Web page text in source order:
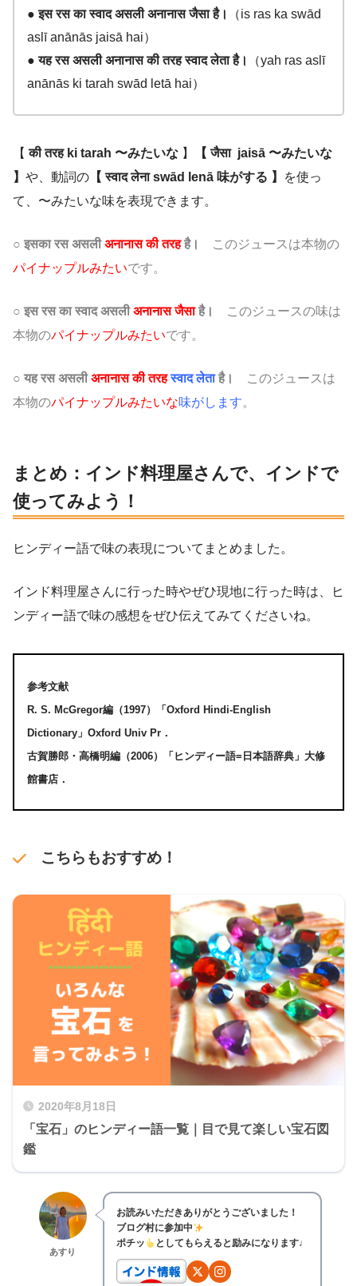
●इस रस का स्वाद असली अनानास जैसा है।
（is ras ka swād
aslī anānās jaisā hai）
●यह रस असली अनानास की तरह स्वाद लेता है।
（yah ras aslī
anānās ki tarah swād letā hai）
【की तरहki tarah 〜みたいな 】
【 जैसा jaisā 〜みたいな
】 や、動詞の 【 स्वाद लेना swād lenā 味がする 】
を使っ
て、〜みたいな味を表現できます。
○ इसका रस असलीअनानास की तरहहै।
このジュースは本物の
パイナップルみたいです。
○ इस रस का स्वाद असलीअनानास जैसाहै।
このジュースの味は
本物のパイナップルみたいです。
○ यह रस असलीअनानास की तरह स्वाद लेताहै।
このジュースは
本物のパイナップルみたいな味がします。
まとめ：インド料理屋さんで、インドで
使ってみよう！
ヒンディー語で味の表現についてまとめました。
インド料理屋さんに行った時やぜひ現地に行った時は、ヒ
ンディー語で味の感想をぜひ伝えてみてくださいね。
参考文献
R. S. McGregor編（1997）「 Oxford Hindi-English
Dictionary 」 Oxford Univ Pr ．
古賀勝郎・高橋明編（2006）「ヒンディー語= 日本語辞典」大修
館書店．
こちらもおすすめ！
2020年8月18日
「宝石」のヒンディー語一覧｜目で見て楽しい宝石図
鑑
あすり
お読みいただきありがとうございました！
ブログ村に参加中
ポチッ
としてもらえると励みになります♩